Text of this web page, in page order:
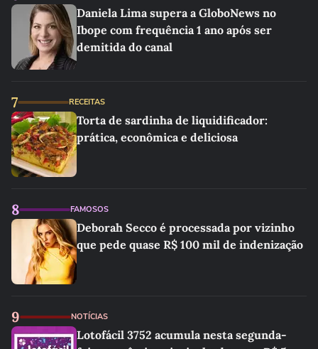
Daniela Lima supera a GloboNews no
Ibope com frequência 1 ano após ser
demitida do canal
7 RECEITAS
Torta de sardinha de liquidificador:
prática, econômica e deliciosa
8 FAMOSOS
Deborah Secco é processada por vizinho
que pede quase R$ 100 mil de indenização
9 NOTÍCIAS
Lotofácil 3752 acumula nesta segunda-